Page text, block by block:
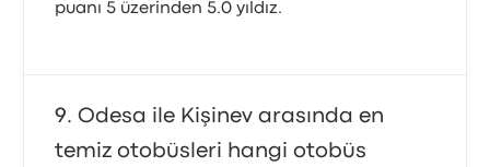
puanı 5 üzerinden 5.0 yıldız.
Odesa ile Kişinev arasında en
temiz otobüsleri hangi otobüs